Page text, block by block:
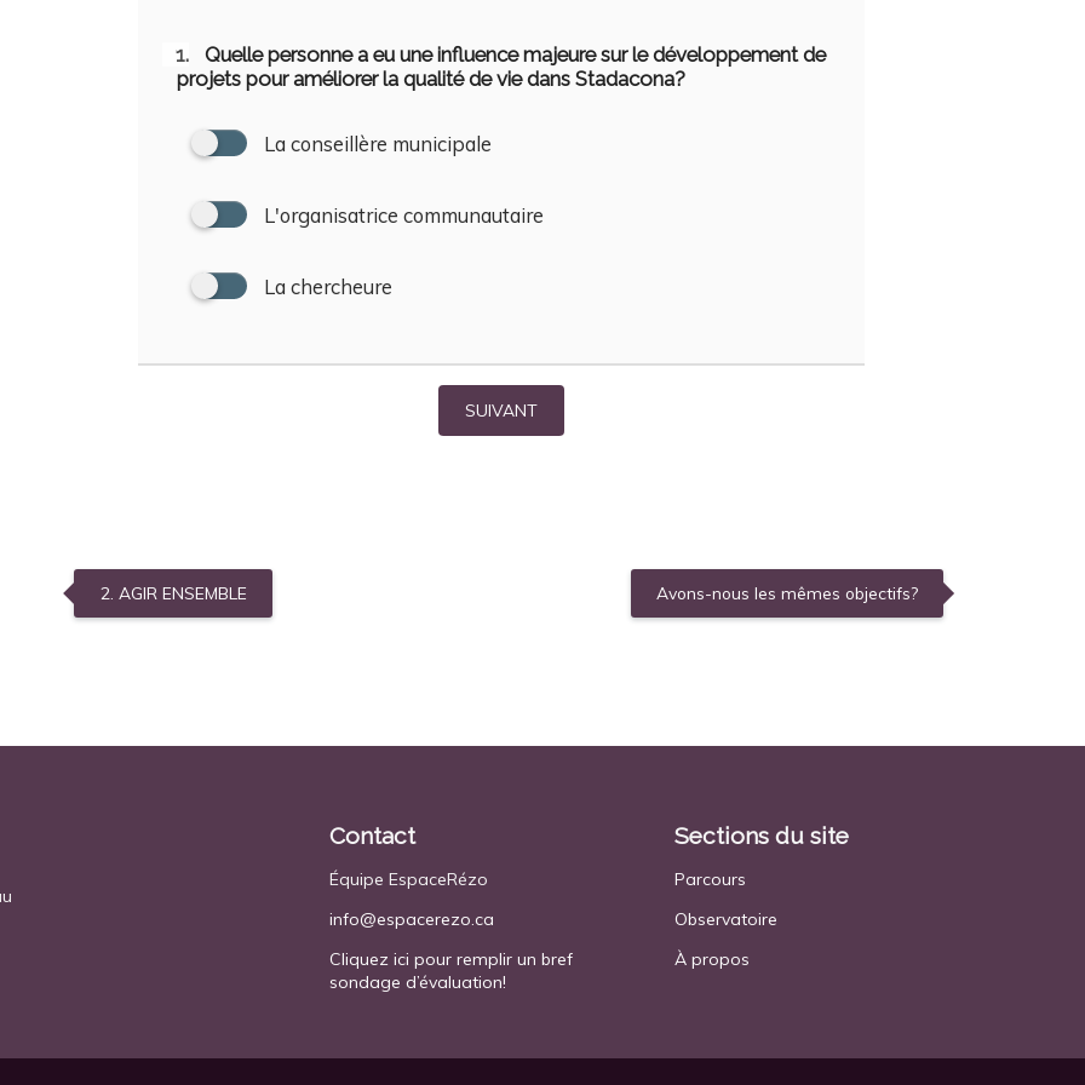
#1.
Quelle personne a eu une influence majeure sur le développement de
projets pour améliorer la qualité de vie dans Stadacona?
La conseillère municipale
L'organisatrice communautaire
La chercheure
SUIVANT
2. AGIR ENSEMBLE Avons-nous les mêmes objectifs?
Contact
Équipe EspaceRézo
info@espacerezo.ca
Cliquez ici pour remplir un bref
sondage d’évaluation!
Sections du site
Parcours
Observatoire
À propos